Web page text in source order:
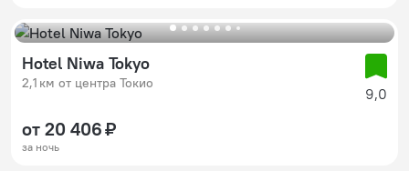
Hotel Niwa Tokyo
2,1 км от центра Токио
9,0
от 20 406 ₽
за ночь